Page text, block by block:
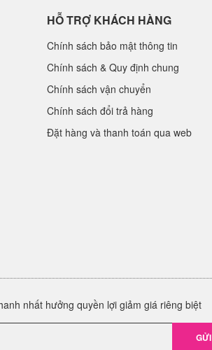
HỖ TRỢ KHÁCH HÀNG
Chính sách bảo mật thông tin
Chính sách & Quy định chung
Chính sách vận chuyển
Chính sách đổi trả hàng
Đặt hàng và thanh toán qua web
nhất hưởng quyền lợi giảm giá riêng biệt
GỬI